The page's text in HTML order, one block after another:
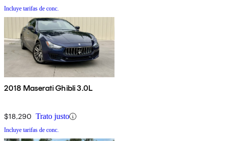
Incluye tarifas de conc.
2018 Maserati Ghibli 3.0L
$18,290 Trato justo
Incluye tarifas de conc.